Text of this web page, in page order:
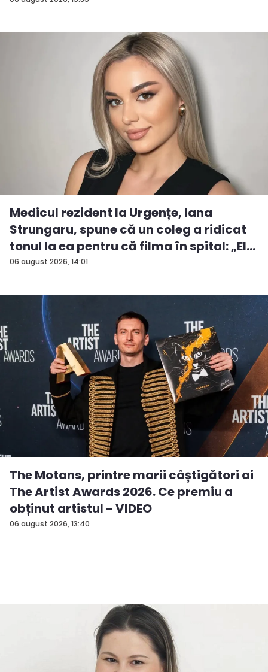
06 august 2026, 14:01
Medicul rezident la Urgențe, Iana
Strungaru, spune că un coleg a ridicat
tonul la ea pentru că filma în spital: „El
a...
06 august 2026, 13:40
The Motans, printre marii câștigători ai
The Artist Awards 2026. Ce premiu a
obținut artistul - VIDEO